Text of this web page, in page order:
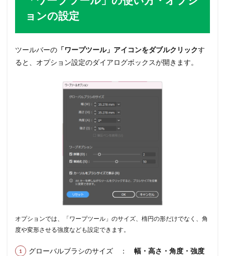
ョンの設定
ツールバーの 「ワープツール」アイコンをダブルクリックす
ると、オプション設定のダイアログボックスが開きます。
オプションでは、「ワープツール」のサイズ、楕円の形だけでなく、角
度や変形させる強度なども設定できます。
グローバルブラシのサイズ ： 幅・高さ・角度・強度